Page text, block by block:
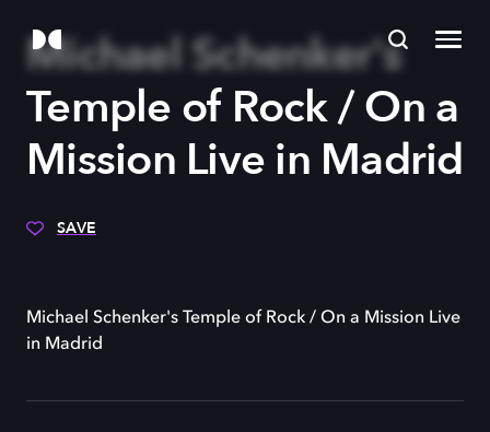
Michael Schenker's
Temple of Rock / On a
Mission Live in Madrid
SAVE
Michael Schenker's Temple of Rock / On a Mission Live
in Madrid